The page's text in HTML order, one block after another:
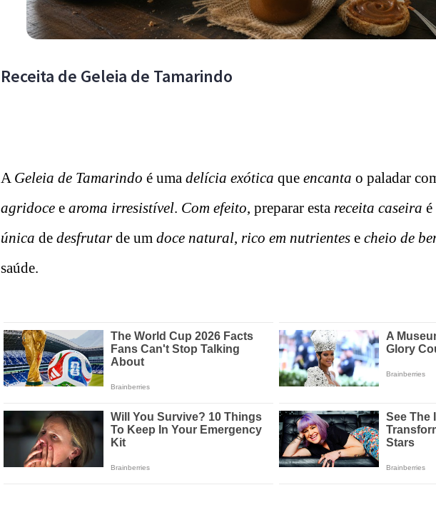
Receita de Geleia de Tamarindo
A Geleia de Tamarindo é uma delícia exótica que encanta o paladar
agridoce e aroma irresistível. Com efeito, preparar esta receita caseira
única de desfrutarde um doce natural, rico em nutrientes e cheio de
saúde.